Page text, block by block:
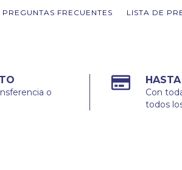
PREGUNTAS FRECUENTES LISTA DE
o
Con
todos